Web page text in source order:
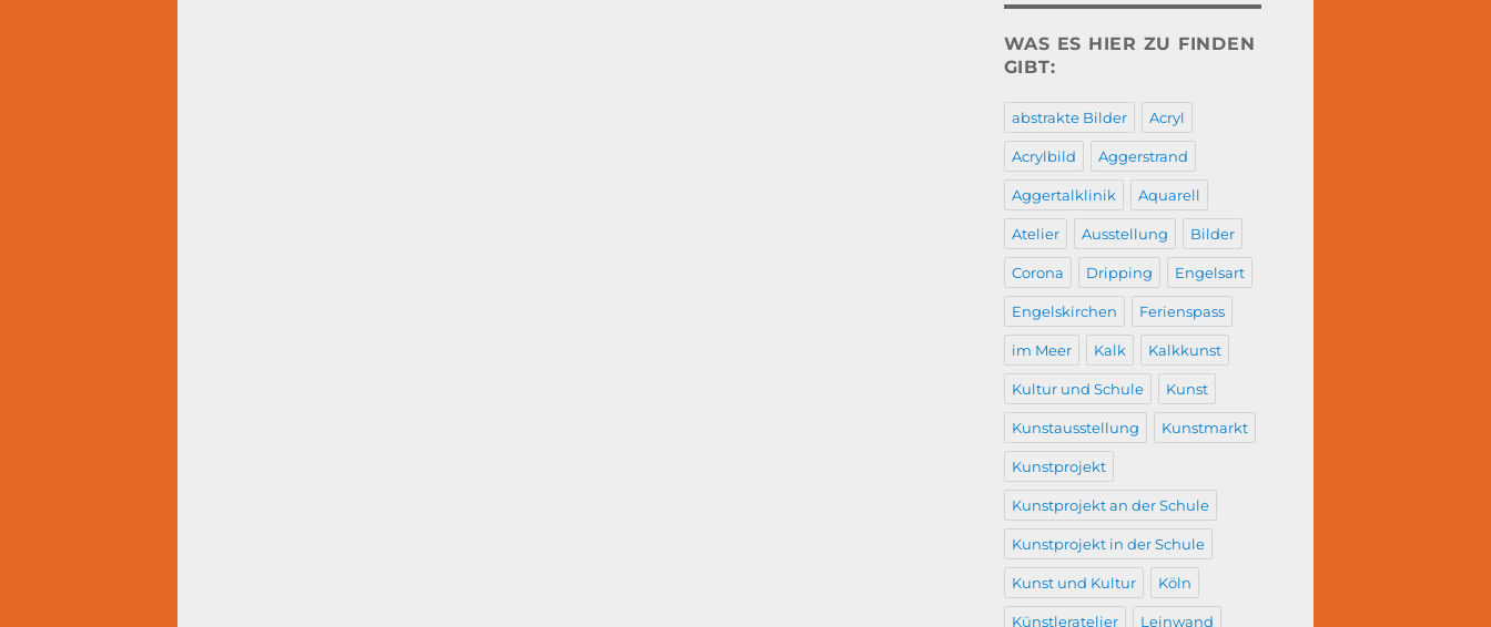
WAS ES HIER ZU FINDEN
GIBT:
abstrakte Bilder Acryl
Acrylbild Aggerstrand
Aggertalklinik Aquarell
Atelier Ausstellung Bilder
Corona Dripping Engelsart
Engelskirchen Ferienspass
im Meer Kalk Kalkkunst
Kultur und Schule Kunst
Kunstausstellung Kunstmarkt
Kunstprojekt
Kunstprojekt an der Schule
Kunstprojekt in der Schule
Kunst und Kultur Köln
Künstleratelier Leinwand